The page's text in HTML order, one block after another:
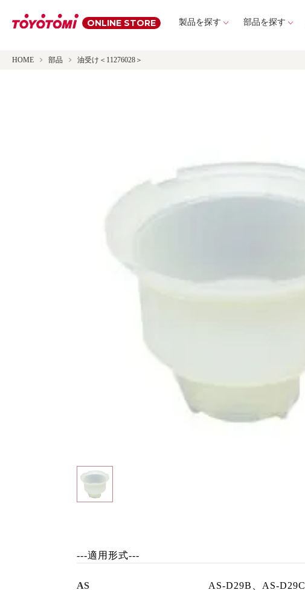
ONLINE STORE 製品を探す 部品を探す
HOME 部品 油受け＜11276028＞
---適用形式---
AS AS-D29B、AS-D29C